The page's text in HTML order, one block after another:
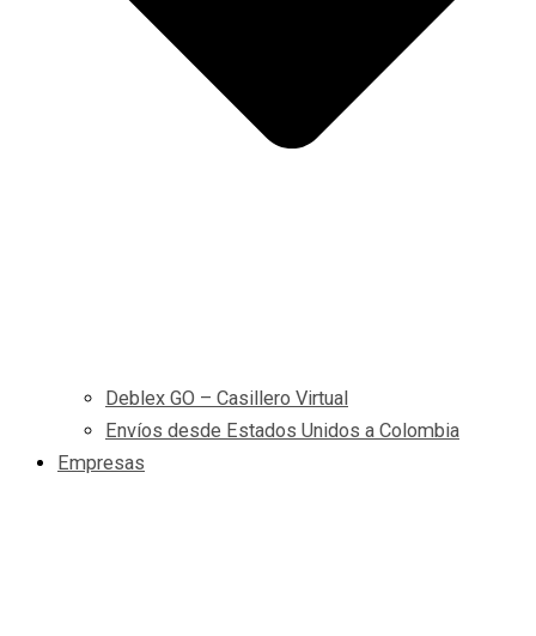
Deblex GO – Casillero Virtual
Envíos desde Estados Unidos a Colombia
Empresas